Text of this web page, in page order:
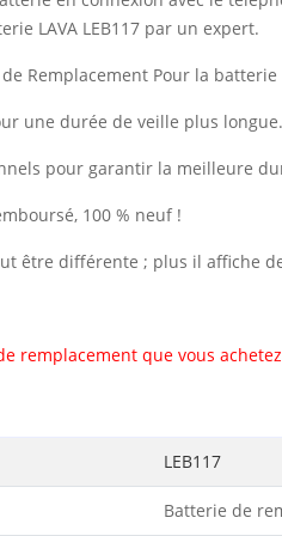
LAVA LEB117 par un expert.
Remplacement Pour la batterie
une durée de veille plus longue.
pour garantir la meilleure
100 % neuf !
être différente ; plus il affiche
remplacement que vous
LEB117
Batterie de